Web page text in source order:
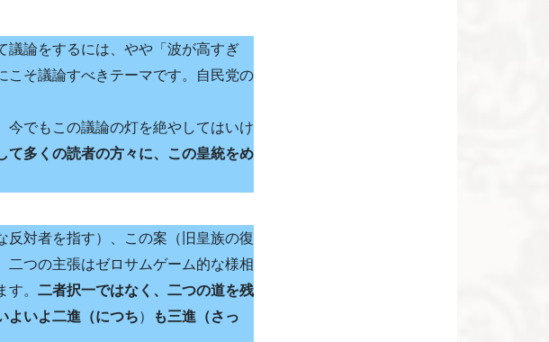
議論をするには、やや「波が高すぎ
こそ議論すべきテーマです。自民党の
でもこの議論の灯を絶やしてはいけ
て多くの読者の方々に、この皇統をめ
反対者を指す）、この案（旧皇族の復
二つの主張はゼロサムゲーム的な様相
。 二者択一ではなく、二つの道を残
よいよ二進 （につち） も三進（さっ